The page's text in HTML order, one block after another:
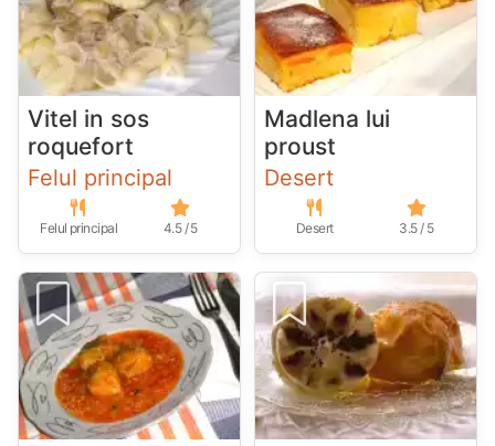
Vitel in sos
roquefort
Felul principal
Felul principal 4.5 / 5
Madlena lui
proust
Desert
Desert 3.5 / 5